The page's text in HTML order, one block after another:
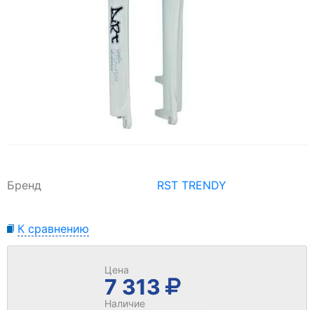
Бренд RST TRENDY
К сравнению
Цена
7 313
Наличие